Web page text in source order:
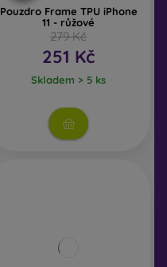
Pouzdro Frame TPU iPhone
11 - růžové
279 Kč
251 Kč
Skladem > 5 ks